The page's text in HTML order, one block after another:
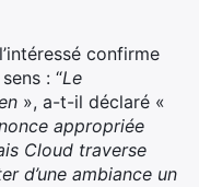
confirme
: “Le
», a-t-il déclaré «
appropriée
Cloud traverse
d’une ambiance un